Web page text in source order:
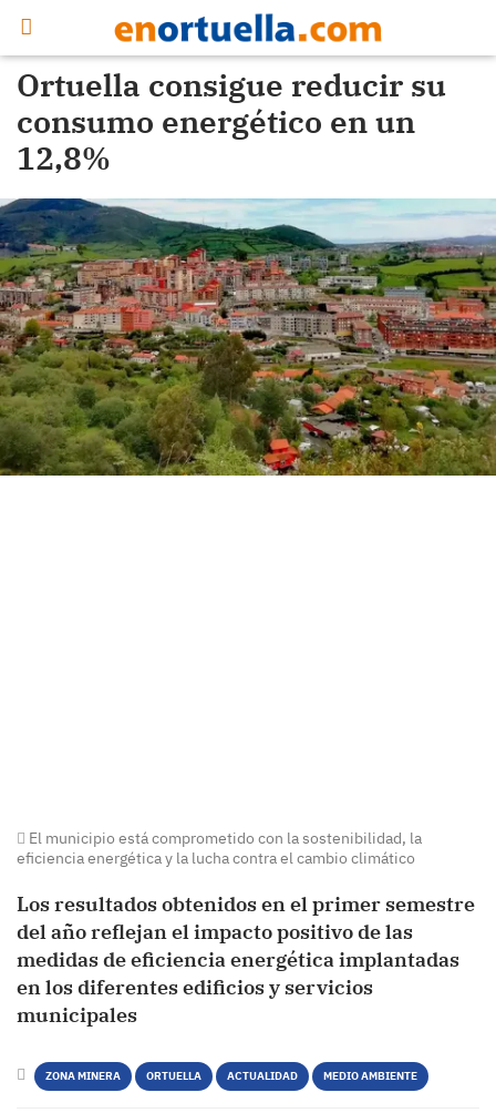
Ortuella consigue reducir su
consumo energético en un
12,8%
El municipio está comprometido con la sostenibilidad, la
eficiencia energética y la lucha contra el cambio climático
Los resultados obtenidos en el primer semestre
del año reflejan el impacto positivo de las
medidas de eficiencia energética implantadas
en los diferentes edificios y servicios
municipales
ZONA MINERA ORTUELLA ACTUALIDAD MEDIO AMBIENTE